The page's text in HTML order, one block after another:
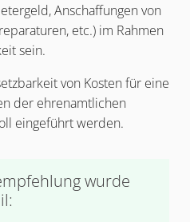
Anschaffungen von
etc.) im Rahmen
sein.
von Kosten für eine
der ehrenamtlichen
eingeführt werden.
wurde